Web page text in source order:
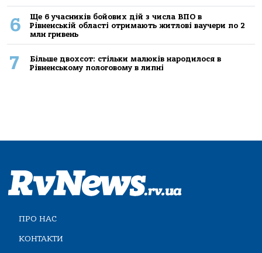
6
Ще 6 учасників бойових дій з числа ВПО в
Рівненській області отримають житлові ваучери по 2
млн гривень
7
Більше двохсот: стільки малюків народилося в
Рівненському пологовому в липні
ПРО НАС
КОНТАКТИ